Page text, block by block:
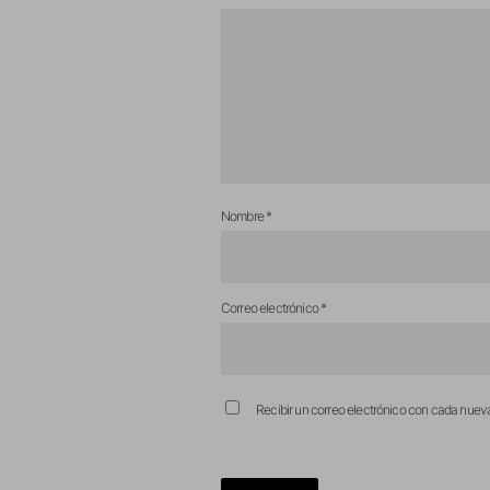
Nombre*
Correo electrónico*
Recibir un correo electrónico con cada